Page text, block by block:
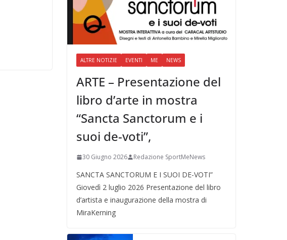
ALTRE NOTIZIE EVENTI ME NEWS
ARTE – Presentazione del
libro d’arte in mostra
“Sancta Sanctorum e i
suoi de-voti”,
30 Giugno 2026 Redazione SportMeNews
SANCTA SANCTORUM E I SUOI DE-VOTI”
Giovedì 2 luglio 2026 Presentazione del libro
d’artista e inaugurazione della mostra di
MiraKerning